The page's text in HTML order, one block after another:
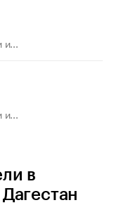
и...
и...
в